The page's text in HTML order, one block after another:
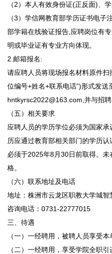
（2）本人有效身份证(正反面)、
（3）学信网教育部学历证书电
部学籍在线验证报告,应聘岗位有
明或毕业证有专业方向体现。
2.邮箱报名:
请应聘人员将现场报名材料原件
位编号+姓名+联系电话”)形式发送
hntkyrsc2022@163.com,并与招聘
（五）相关要求
应聘人员的学历学位必须为国家
历应通过教育部相关部门的学历
必须于2025年8月30日前取得。
格。
（六）联系地址及电话
地址：株洲市云龙区职教大学城智
咨询电话：0731-22777015
三、待遇
（一）一经聘用，被聘人员享受本
（二）一经聘用，享受学院全职